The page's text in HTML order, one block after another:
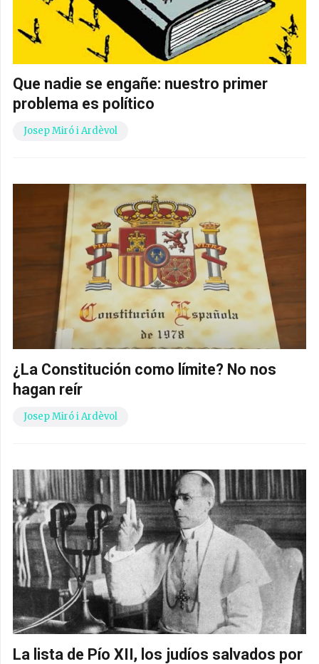
Que nadie se engañe: nuestro primer
problema es político
Josep Miró i Ardèvol
¿La Constitución como límite? No nos
hagan reír
Josep Miró i Ardèvol
La lista de Pío XII, los judíos salvados por